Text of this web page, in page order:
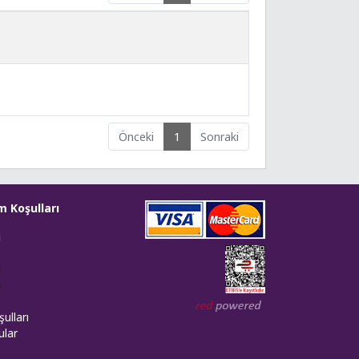
Önceki 1 Sonraki
Koşulları
Web tasarım: Red Bilişim